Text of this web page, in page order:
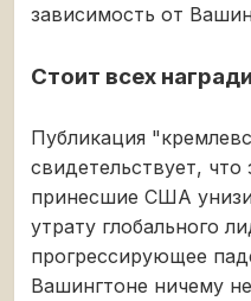
зависимость от
Стоит всех
Публикация
свидетельствует,
принесшие США
утрату глобального
прогрессирующее
Вашингтоне ничему